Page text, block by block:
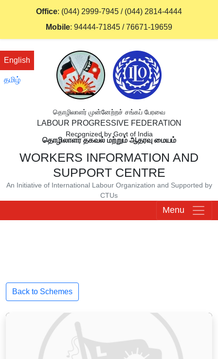
Office: (044) 2999-7945 / (044) 2814-4444
Mobile: 94444-71845 /76671-19659
English
தமிழ்
தொழிலாளர் முன்னேற்றச் சங்கப் பேரவை
LABOUR PROGRESSIVE FEDERATION
Recognized by Govt of India
தொழிலாளர் தகவல் மற்றும் ஆதரவு மையம்
WORKERS INFORMATION AND
SUPPORT CENTRE
An Initiative of International Labour Organization and Supported by
CTUs
Menu
Back to Schemes